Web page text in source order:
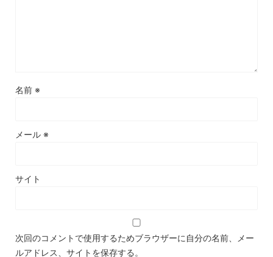
名前 ※
メール ※
サイト
次回のコメントで使用するためブラウザーに自分の名前、メー
ルアドレス、サイトを保存する。